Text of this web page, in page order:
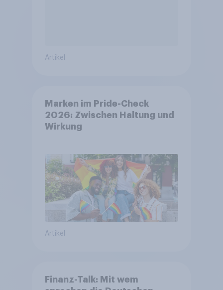
Artikel
Marken im Pride-Check
2026: Zwischen Haltung und
Wirkung
Artikel
Finanz-Talk: Mit wem